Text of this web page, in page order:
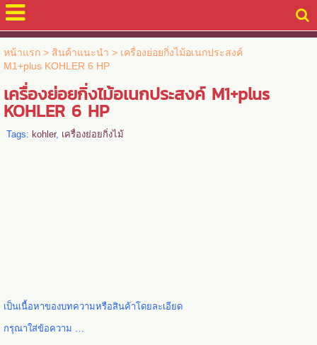
หน้าแรก> สินค้าแนะนำ > เครื่องย่อยกิ่งไม้อเนกประสงค์
M1+plus KOHLER 6 HP
เครื่องย่อยกิ่งไม้อเนกประสงค์ M1+plus
KOHLER 6 HP
Tags: kohler, เครื่องย่อยกิ่งไม้
เป็นเนื้อหาของบทความหรือสินค้าโดยละเอียด
กรุณาใส่ข้อความ …